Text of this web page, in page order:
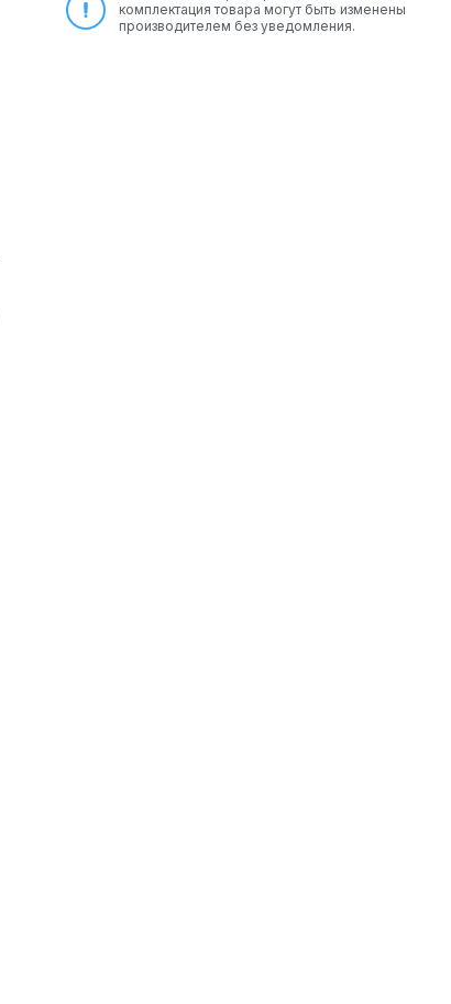
комплектация товара могут быть изменены
производителем без уведомления.